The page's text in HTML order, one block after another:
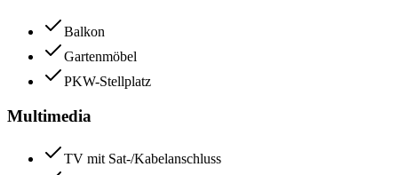
Balkon
Gartenmöbel
PKW-Stellplatz
Multimedia
TV mit Sat-/Kabelanschluss